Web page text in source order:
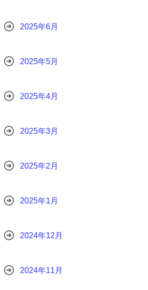
2025年6月
2025年5月
2025年4月
2025年3月
2025年2月
2025年1月
2024年12月
2024年11月